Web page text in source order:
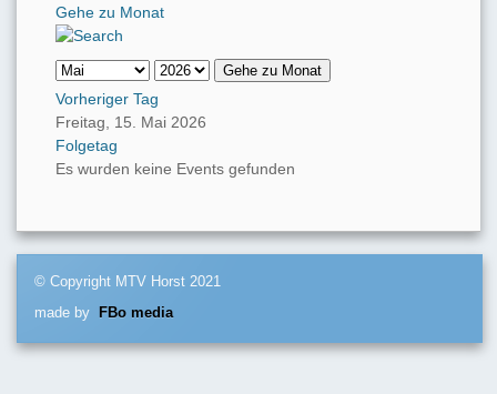
Gehe zu Monat
Gehe zu Monat
Vorheriger Tag
Freitag, 15. Mai 2026
Folgetag
Es wurden keine Events gefunden
© Copyright MTV Horst 2021
made by
FBo media